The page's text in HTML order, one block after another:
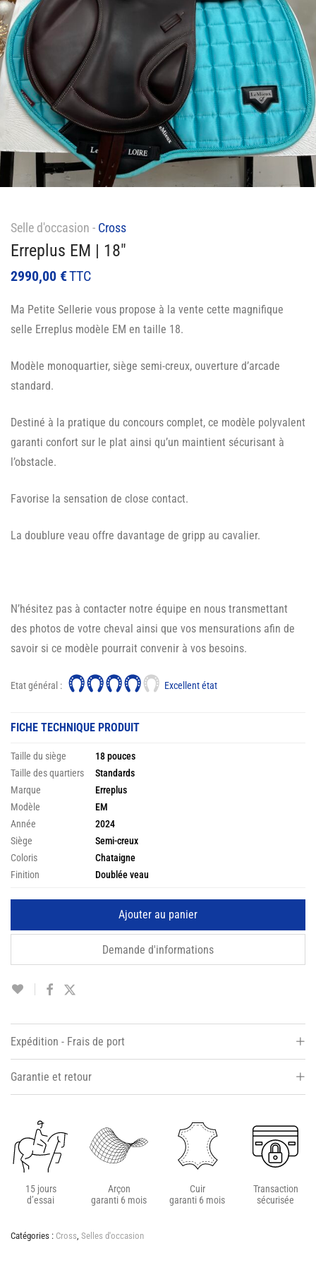
Selle d'occasion - Cross
Erreplus EM | 18″
2990,00 €TTC
Ma Petite Sellerie vous propose à la vente cette magnifique
selle Erreplus modèle EM en taille 18.
Modèle monoquartier, siège semi-creux, ouverture d’arcade
standard.
Destiné à la pratique du concours complet, ce modèle polyvalent
garanti confort sur le plat ainsi qu’un maintient sécurisant à
l’obstacle.
Favorise la sensation de close contact.
La doublure veau offre davantage de gripp au cavalier.
N’hésitez pas à contacter notre équipe en nous transmettant
des photos de votre cheval ainsi que vos mensurations afin de
savoir si ce modèle pourrait convenir à vos besoins.
Etat général : Excellent état
FICHE TECHNIQUE PRODUIT
Taille du siège
18 pouces
Taille des quartiers
Standards
Marque
Erreplus
Modèle
EM
Année
2024
Siège
Semi-creux
Coloris
Chataigne
Finition
Doublée veau
Ajouter au panier
Demande d'informations
Expédition - Frais de port
Garantie et retour
15 jours
d’essai
Arçon
garanti 6 mois
Cuir
garanti 6 mois
Transaction
sécurisée
Catégories : Cross Selles d'occasion